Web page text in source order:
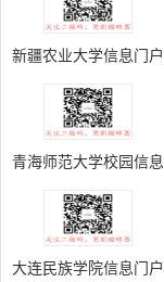
新疆农业大学信息门户
青海师范大学校园信息
门户
大连民族学院信息门户